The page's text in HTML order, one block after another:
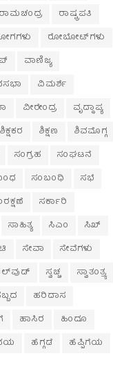
ರಾಮಚಂದ್ರ
ರಾಷ್ಟ್ರಪತಿ
ರೋಬೋಟ್‌ಗಳು
ವಾಣಿಜ್ಯ
ವಿಮರ್ಶೆ
ವೀರೇಂದ್ರ
ವೃದ್ಧಾಪ್ಯ
ಶಿಕ್ಷಕರ ಶಿಕ್ಷಣ
ಶಿವಮೊಗ್ಗ
ಸಂಗ್ರಹ
ಸಂಘಟನೆ
ಸಂಬಂಧಿ
ಸಭೆ
ಸರ್ಕಾರಿ
ಸಾಹಿತ್ಯ ಸಿಎಂ
ಸಿಖ್
ಸೇವಾ
ಸೇವೆಗಳು
ಸ್ವಚ್ಚ
ಸ್ವಾತಂತ್ರ್ಯ
ಹರಿದಾಸ
ಹಾಸಿರ
ಹಿಂದೂ
ಹೆಗ್ಗಡೆ
ಹೆಪ್ಪಿಗೆಯ